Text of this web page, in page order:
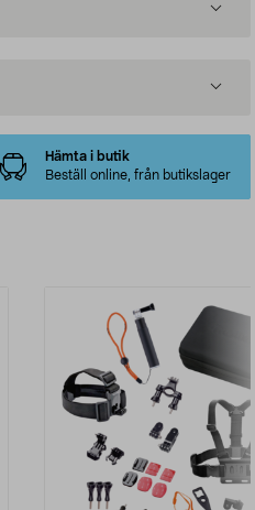
Hämta i butik
Beställ online, från butikslager